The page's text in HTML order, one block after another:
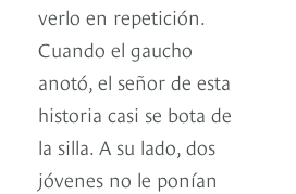
verlo en repetición.
Cuando el gaucho
anotó, el señor de esta
historia casi se bota de
la silla. A su lado, dos
jóvenes no le ponían